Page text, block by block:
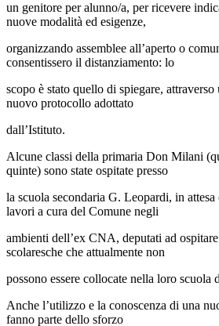
un genitore per alunno/a, per ricevere
nuove modalità ed esigenze,
organizzando assemblee all’aperto o
consentissero il distanziamento: lo
scopo è stato quello di spiegare,
nuovo protocollo adottato
dall’Istituto.
Alcune classi della primaria Don Milani
quinte) sono state ospitate presso
la scuola secondaria G. Leopardi, in
lavori a cura del Comune negli
ambienti dell’ex CNA, deputati ad
scolaresche che attualmente non
possono essere collocate nella loro scuola
Anche l’utilizzo e la conoscenza di una
fanno parte dello sforzo